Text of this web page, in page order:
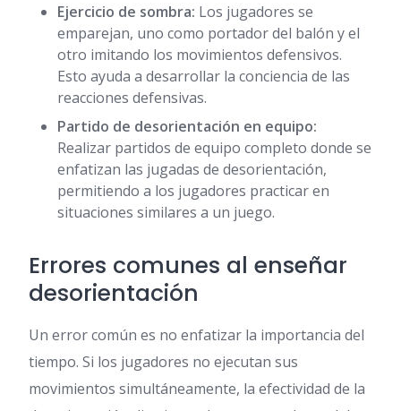
Ejercicio de sombra: Los jugadores se
emparejan, uno como portador del balón y el
otro imitando los movimientos defensivos.
Esto ayuda a desarrollar la conciencia de las
reacciones defensivas.
Partido de desorientación en equipo:
Realizar partidos de equipo completo donde se
enfatizan las jugadas de desorientación,
permitiendo a los jugadores practicar en
situaciones similares a un juego.
Errores comunes al enseñar
desorientación
Un error común es no enfatizar la importancia del
tiempo. Si los jugadores no ejecutan sus
movimientos simultáneamente, la efectividad de la